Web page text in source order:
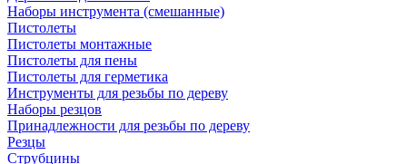
Наборы инструмента (смешанные)
Пистолеты
Пистолеты монтажные
Пистолеты для пены
Пистолеты для герметика
Инструменты для резьбы по дереву
Наборы резцов
Принадлежности для резьбы по дереву
Резцы
Струбцины